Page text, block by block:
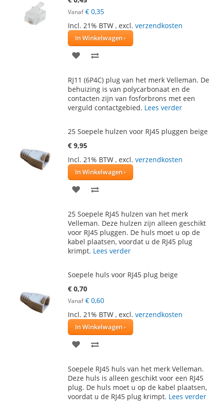
Vanaf € 0,35
Incl. 21% BTW , excl. verzendkosten
In Winkelwagen
VOEG
AAN
VERLANGLIJST
TE
VERGELIJKEN
RJ11 (6P4C) plug van het merk Velleman. De
behuizing is van polycarbonaat en de
contacten zijn van fosforbrons met een
verguld contactgebied. Lees verder
25 Soepele hulzen voor RJ45 pluggen beige
€ 9,95
Incl. 21% BTW , excl. verzendkosten
In Winkelwagen
VOEG
AAN
VERLANGLIJST
TE
VERGELIJKEN
25 Soepele RJ45 hulzen van het merk
Velleman. Deze hulzen zijn alleen geschikt
voor RJ45 pluggen. De huls moet u op de
kabel plaatsen, voordat u de RJ45 plug
krimpt. Lees verder
Soepele huls voor RJ45 plug beige
€ 0,70
Vanaf € 0,60
Incl. 21% BTW , excl. verzendkosten
In Winkelwagen
VOEG
AAN
VERLANGLIJST
TE
VERGELIJKEN
Soepele RJ45 huls van het merk Velleman.
Deze huls is alleen geschikt voor een RJ45
plug. De huls moet u op de kabel plaatsen,
voordat u de RJ45 plug krimpt. Lees verder